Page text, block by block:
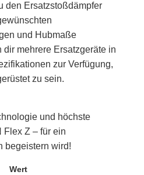
den Ersatzstoßdämpfer
und Hubmaße
mehrere Ersatzgeräte in
zur Verfügung,
zu sein.
und höchste
Flex Z – für ein
begeistern wird!
Wert